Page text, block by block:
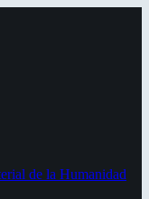
de la Humanidad